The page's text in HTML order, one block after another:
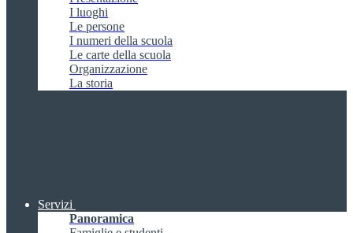
I luoghi
Le persone
I numeri della scuola
Le carte della scuola
Organizzazione
La storia
Servizi
Panoramica